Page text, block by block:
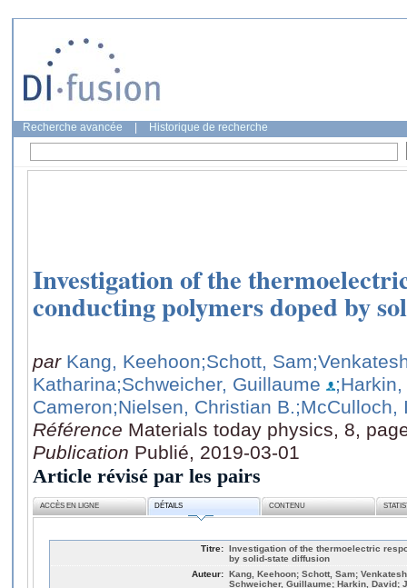
Recherche avancée Historique de recherche
Investigation of the
conducting polymers doped by
par Kang, Keehoon;Schott, Sam
Katharina;Schweicher, Guillaume
Cameron;Nielsen, Christian B.;McCulloch,
Référence Materials today physics, 8,
Publication Publié, 2019-03-01
Article révisé par les pairs
ACCÈS EN LIGNE DÉTAILS CONTENU
Titre: Investigation of the thermoelectric
by solid-state diffusion
Auteur: Kang, Keehoon; Schott, Sam;
Schweicher, Guillaume; Harkin, David;